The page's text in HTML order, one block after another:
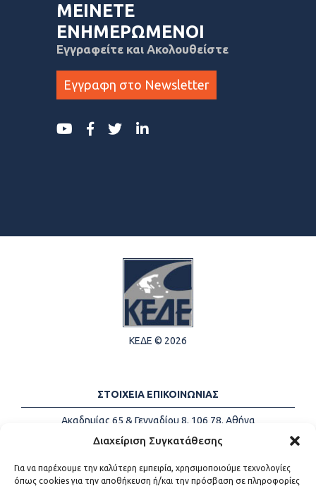
Διαχείριση Συγκατάθεσης
Για να παρέχουμε την καλύτερη εμπειρία, χρησιμοποιούμε τεχνολογίες
όπως cookies για την αποθήκευση ή/και την πρόσβαση σε πληροφορίες
ΜΕΙΝΕΤΕ
ΕΝΗΜΕΡΩΜΕΝΟΙ
Εγγραφείτε και Ακολουθείστε
Εγγραφη στο Newsletter
ΚΕΔΕ © 2026
ΣΤΟΙΧΕΙΑ ΕΠΙΚΟΙΝΩΝΙΑΣ
Ακαδημίας 65 & Γενναδίου 8, 106 78, Αθήνα
Τηλέφωνα:
+30 213-2147500
Email:
info@kede.gr